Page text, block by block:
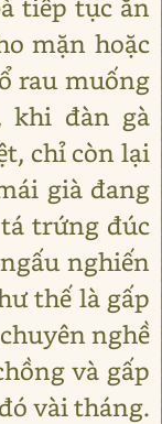
tiếp tục ăn
mặn hoặc
rau muống
khi đàn gà
chỉ còn lại
già đang
trứng đúc
nghiến
thế là gấp
nghề
và gấp
vài tháng.